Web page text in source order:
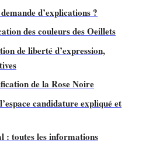
d’explications ?
des couleurs des Oeillets
de liberté d’expression,
de la Rose Noire
candidature expliqué et
: toutes les informations